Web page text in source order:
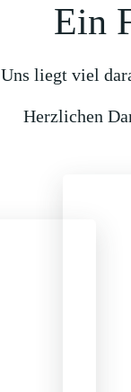
Ein
Uns liegt viel
Herzlichen